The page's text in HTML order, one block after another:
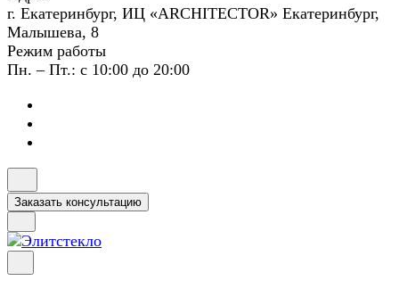
г. Екатеринбург, ИЦ «ARCHITECTOR» Екатеринбург,
Малышева, 8
Режим работы
Пн. – Пт.: с 10:00 до 20:00
Заказать консультацию